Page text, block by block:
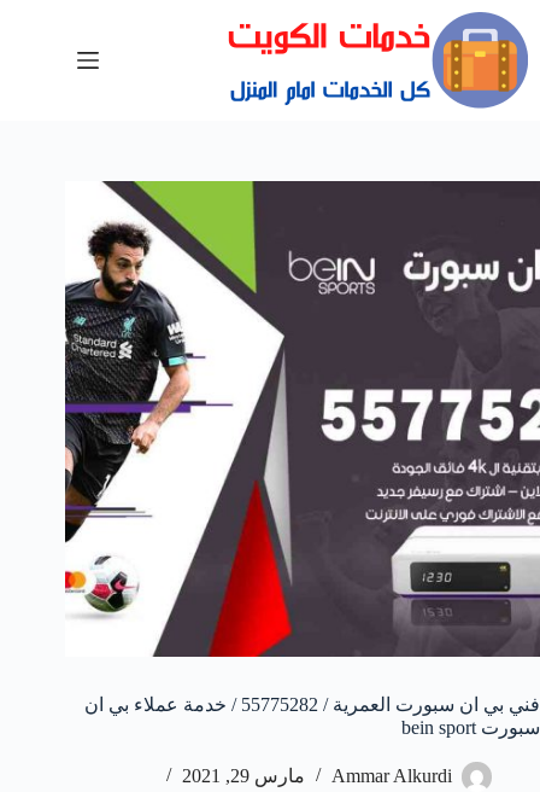
فني بي ان سبورت العمرية / 55775282 / خدمة عملاء بي ان
سبورت bein sport
Ammar Alkurdi
مارس 29, 2021